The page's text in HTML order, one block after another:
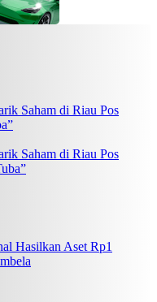
Saham di Riau Pos
Hasilkan Aset Rp1